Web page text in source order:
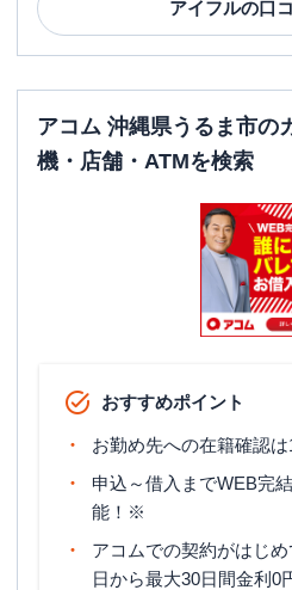
アイフルの口
アコム 沖縄県うるま市の
機・店舗・ATMを検索
おすすめポイント
お勤め先への在籍確認は
申込～借入までWEB完
能！※
アコムでの契約がはじ
日から最大30日間金利0